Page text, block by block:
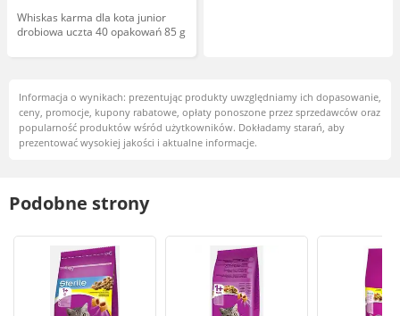
Whiskas karma dla kota junior
drobiowa uczta 40 opakowań 85 g
Informacja o wynikach: prezentując produkty uwzględniamy ich dopasowanie,
ceny, promocje, kupony rabatowe, opłaty ponoszone przez sprzedawców oraz
popularność produktów wśród użytkowników. Dokładamy starań, aby
prezentować wysokiej jakości i aktualne informacje.
Podobne strony